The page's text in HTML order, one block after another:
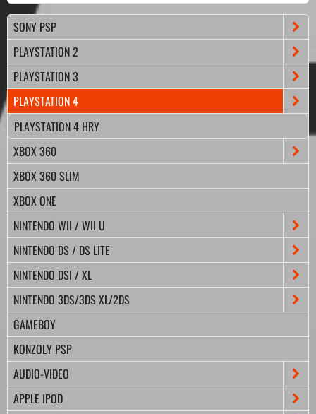
SONY PSP
PLAYSTATION 2
PLAYSTATION 3
PLAYSTATION 4
PLAYSTATION 4 HRY
XBOX 360
XBOX 360 SLIM
XBOX ONE
NINTENDO WII / WII U
NINTENDO DS / DS LITE
NINTENDO DSI / XL
NINTENDO 3DS/3DS XL/2DS
GAMEBOY
KONZOLY PSP
AUDIO-VIDEO
APPLE IPOD